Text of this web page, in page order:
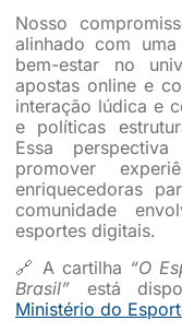
Nosso
alinhado com
bem-estar no
apostas online e
interação lúdica e
e políticas
Essa
promover
enriquecedoras
comunidade
esportes digitais.
🔗 A cartilha “O
Brasil” está
Ministério do